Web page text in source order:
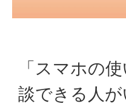
「スマホの
談できる人